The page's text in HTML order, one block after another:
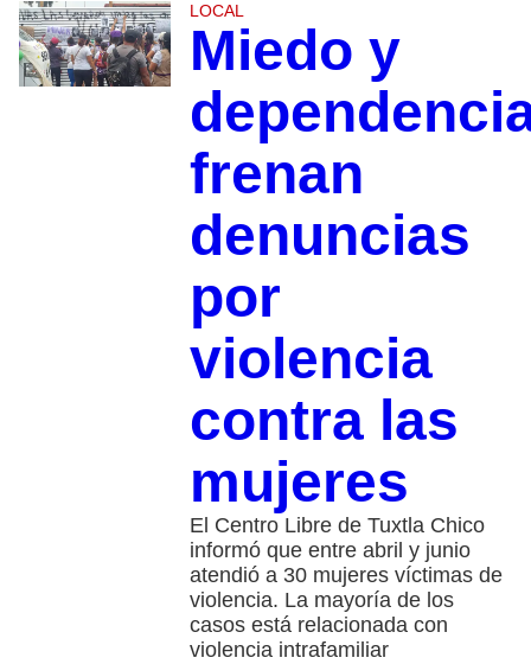
LOCAL
Miedo y
frenan
denuncias
por
violencia
contra las
mujeres
El Centro Libre de Tuxtla Chico
informó que entre abril y junio
atendió a 30 mujeres víctimas de
violencia. La mayoría de los
casos está relacionada con
violencia intrafamiliar